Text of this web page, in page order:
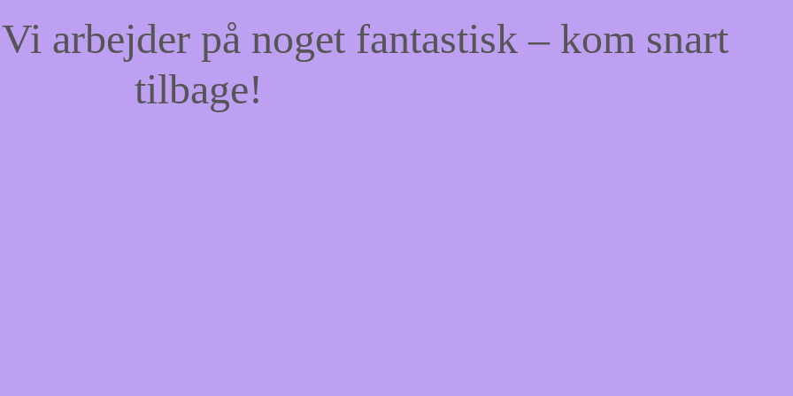
arbejder på noget fantastisk – kom snart
tilbage!